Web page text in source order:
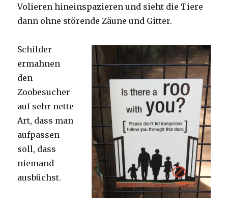
Volieren hineinspazieren und sieht die Tiere
dann ohne störende Zäune und Gitter.
Schilder
ermahnen
den
Zoobesucher
auf sehr nette
Art, dass man
aufpassen
soll, dass
niemand
ausbüchst.